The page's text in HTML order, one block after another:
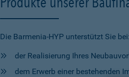
Die Barmenia-HYP unterstützt Sie bei:
der Realisierung Ihres
dem Erwerb einer bestehenden